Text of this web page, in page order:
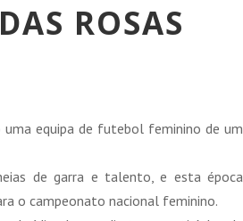
ROSAS
€.
uma equipa de futebol feminino de um
de garra e talento, e esta época
o campeonato nacional feminino.